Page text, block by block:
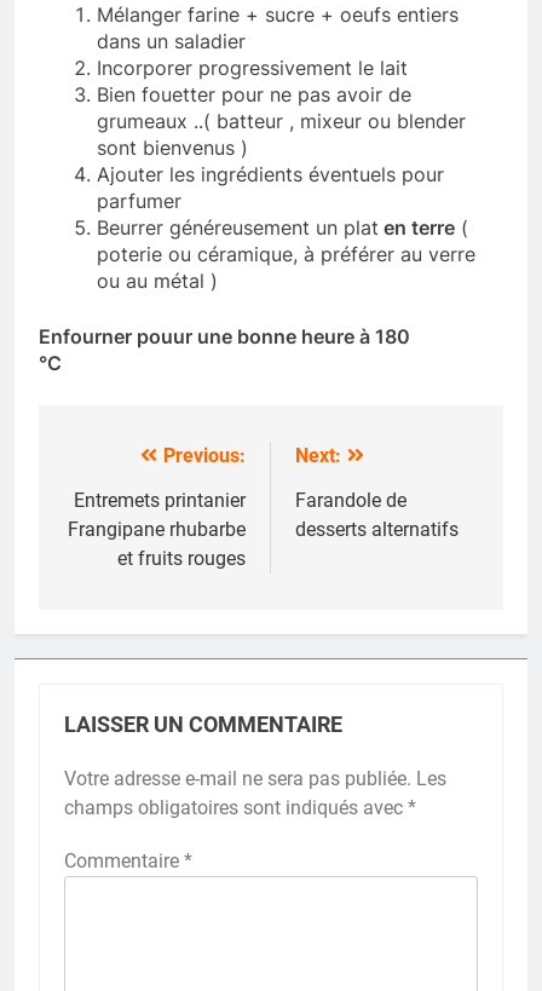
Mélanger farine + sucre + oeufs entiers
dans un saladier
Incorporer progressivement le lait
Bien fouetter pour ne pas avoir de
grumeaux ..( batteur , mixeur ou blender
sont bienvenus )
Ajouter les ingrédients éventuels pour
parfumer
Beurrer généreusement un plat en terre (
poterie ou céramique, à préférer au verre
ou au métal )
Enfourner pouur une bonne heure à 180
°C
Navigation
de
l’article
Previous:
Entremets printanier
Frangipane rhubarbe
et fruits rouges
Next:
Farandole de
desserts alternatifs
LAISSER UN COMMENTAIRE
Votre adresse e-mail ne sera pas publiée. Les
champs obligatoires sont indiqués avec *
Commentaire *